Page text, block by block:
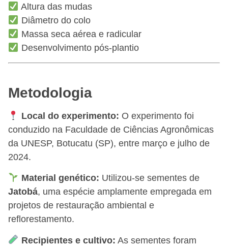
Altura das mudas
Diâmetro do colo
Massa seca aérea e radicular
Desenvolvimento pós-plantio
Metodologia
Local do experimento: O experimento foi
conduzido na Faculdade de Ciências Agronômicas
da UNESP, Botucatu (SP), entre março e julho de
2024.
Material genético: Utilizou-se sementes de
Jatobá, uma espécie amplamente empregada em
projetos de restauração ambiental e
reflorestamento.
Recipientes e cultivo: As sementes foram